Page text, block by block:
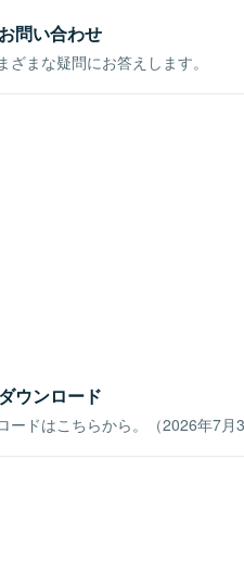
問い合わせ
まな疑問にお答えします。
ウンロード
ードはこちらから。（2026年7月